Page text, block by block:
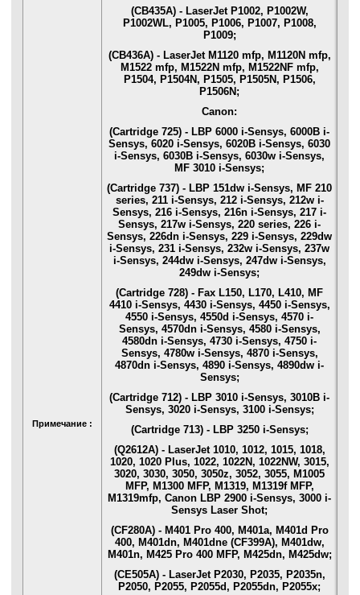
Примечание :
(CB435A) - LaserJet P1002, P1002W,
P1002WL, P1005, P1006, P1007, P1008,
P1009;
(CB436A) - LaserJet M1120 mfp, M1120N mfp,
M1522 mfp, M1522N mfp, M1522NF mfp,
P1504, P1504N, P1505, P1505N, P1506,
P1506N;
Canon:
(Cartridge 725) - LBP 6000 i-Sensys, 6000B i-
Sensys, 6020 i-Sensys, 6020B i-Sensys, 6030
i-Sensys, 6030B i-Sensys, 6030w i-Sensys,
MF 3010 i-Sensys;
(Cartridge 737) - LBP 151dw i-Sensys, MF 210
series, 211 i-Sensys, 212 i-Sensys, 212w i-
Sensys, 216 i-Sensys, 216n i-Sensys, 217 i-
Sensys, 217w i-Sensys, 220 series, 226 i-
Sensys, 226dn i-Sensys, 229 i-Sensys, 229dw
i-Sensys, 231 i-Sensys, 232w i-Sensys, 237w
i-Sensys, 244dw i-Sensys, 247dw i-Sensys,
249dw i-Sensys;
(Cartridge 728) - Fax L150, L170, L410, MF
4410 i-Sensys, 4430 i-Sensys, 4450 i-Sensys,
4550 i-Sensys, 4550d i-Sensys, 4570 i-
Sensys, 4570dn i-Sensys, 4580 i-Sensys,
4580dn i-Sensys, 4730 i-Sensys, 4750 i-
Sensys, 4780w i-Sensys, 4870 i-Sensys,
4870dn i-Sensys, 4890 i-Sensys, 4890dw i-
Sensys;
(Cartridge 712) - LBP 3010 i-Sensys, 3010B i-
Sensys, 3020 i-Sensys, 3100 i-Sensys;
(Cartridge 713) - LBP 3250 i-Sensys;
(Q2612A) - LaserJet 1010, 1012, 1015, 1018,
1020, 1020 Plus, 1022, 1022N, 1022NW, 3015,
3020, 3030, 3050, 3050z, 3052, 3055, M1005
MFP, M1300 MFP, M1319, M1319f MFP,
M1319mfp, Canon LBP 2900 i-Sensys, 3000 i-
Sensys Laser Shot;
(CF280A) - M401 Pro 400, M401a, M401d Pro
400, M401dn, M401dne (CF399A), M401dw,
M401n, M425 Pro 400 MFP, M425dn, M425dw;
(CE505A) - LaserJet P2030, P2035, P2035n,
P2050, P2055, P2055d, P2055dn, P2055x;